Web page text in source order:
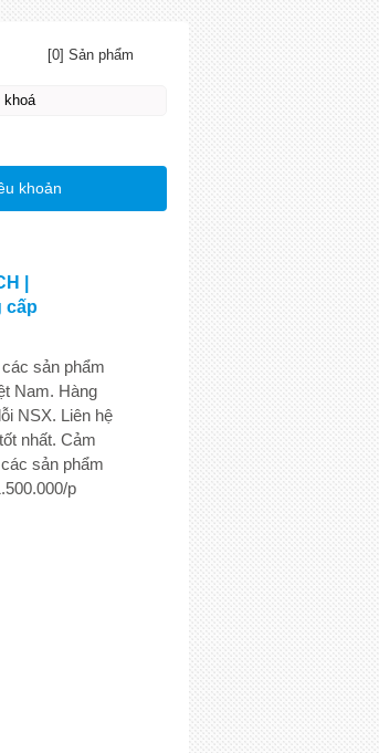
|
cấp
sản phẩm
Nam. Hàng
NSX. Liên hệ
nhất. Cảm
sản phẩm
p
[0] Sản phẩm
khoản